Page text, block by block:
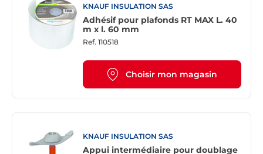
KNAUF INSULATION SAS
Adhésif pour plafonds RT MAX L. 40
m x l. 60 mm
Ref. 110518
Choisir mon magasin
KNAUF INSULATION SAS
Appui intermédiaire pour doublage